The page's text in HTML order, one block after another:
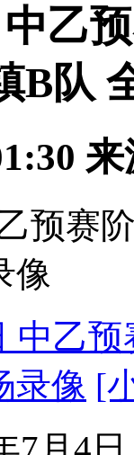
乙
B队
来
预赛
像
中乙
录像 [